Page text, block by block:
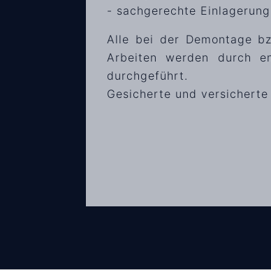
- sachgerechte
Alle bei der Demontage
Arbeiten werden durch
durchgeführt.
Gesicherte und